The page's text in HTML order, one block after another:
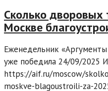
Сколько дворовых
Москве
Еженедельник
уже победила 24/09/2025
https://aif.ru/moscow/
moskve-blagoustroili-za-